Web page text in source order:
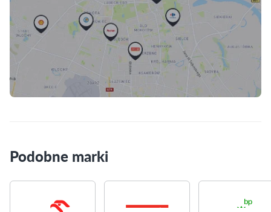
Podobne marki